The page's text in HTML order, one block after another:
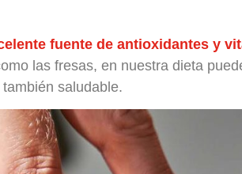
fuente de antioxidantes y
las fresas, en nuestra dieta
saludable.